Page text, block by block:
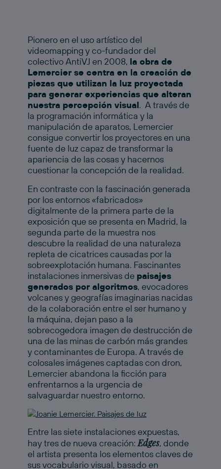
Pionero en el uso artístico del
videomapping y co-fundador del
colectivo AntiVJ en 2008, la obra de
Lemercier se centra en la creación de
piezas que utilizan la luz proyectada
para generar experiencias que alteran
nuestra percepción visual. A través de
la programación informática y la
manipulación de aparatos, Lemercier
consigue convertir los proyectores en una
fuente de luz capaz de transformar la
apariencia de las cosas y hacernos
cuestionar la concepción de la realidad.
En contraste con la fascinación generada
por los entornos «fabricados»
digitalmente de la primera parte de la
exposición que se presenta en Madrid, la
segunda parte de la muestra nos
descubre la realidad de una naturaleza
repleta de cicatrices causadas por la
sobreexplotación humana. Fascinantes
instalaciones inmersivas de paisajes
generados por algoritmos, evocadores
volcanes y geografías imaginarias nacidas
de la colaboración entre el ser humano y
la máquina, dejan paso a la
sobrecogedora imagen de destrucción de
una de las minas de carbón más grandes
y contaminantes de Europa. A través de
colosales imágenes captadas con dron,
Lemercier abandona la ficción para
enfrentarnos a la urgencia de
salvaguardar nuestro entorno.
Entre las siete instalaciones expuestas,
hay tres de nueva creación:Edges, donde
el artista presenta los elementos claves de
sus vocabulario visual, basado en